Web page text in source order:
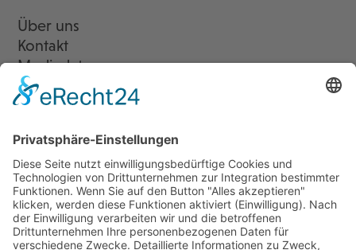
Über uns
Kontakt
Mediadaten
Newsletter
LogIn
Legal
Impressum
Datenschutzerklärung
Cookie-Einstellungen